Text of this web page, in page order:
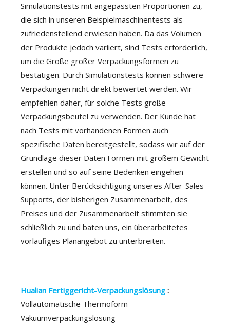
Simulationstests mit angepassten Proportionen zu,
die sich in unseren Beispielmaschinentests als
zufriedenstellend erwiesen haben. Da das Volumen
der Produkte jedoch variiert, sind Tests erforderlich,
um die Größe großer Verpackungsformen zu
bestätigen. Durch Simulationstests können schwere
Verpackungen nicht direkt bewertet werden. Wir
empfehlen daher, für solche Tests große
Verpackungsbeutel zu verwenden. Der Kunde hat
nach Tests mit vorhandenen Formen auch
spezifische Daten bereitgestellt, sodass wir auf der
Grundlage dieser Daten Formen mit großem Gewicht
erstellen und so auf seine Bedenken eingehen
können. Unter Berücksichtigung unseres After-Sales-
Supports, der bisherigen Zusammenarbeit, des
Preises und der Zusammenarbeit stimmten sie
schließlich zu und baten uns, ein überarbeitetes
vorläufiges Planangebot zu unterbreiten.
Hualian Fertiggericht-Verpackungslösung :
Vollautomatische Thermoform-
Vakuumverpackungslösung